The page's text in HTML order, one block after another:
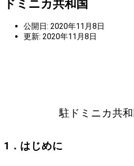
ドミニカ共和国
公開日: 2020年11月8日
更新: 2020年11月8日
駐ドミニカ共
1．はじめに